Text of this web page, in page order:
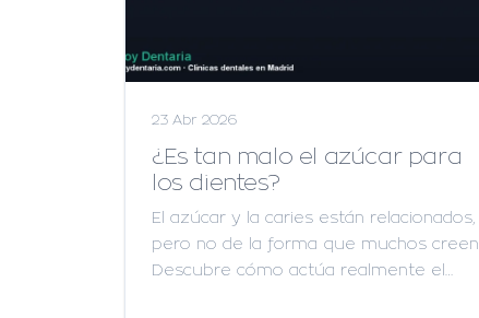
23 Abr 2026
¿Es tan malo el azúcar para
los dientes?
El azúcar y la caries están relacionados,
pero no de la forma que muchos creen.
Descubre cómo actúa realmente el…